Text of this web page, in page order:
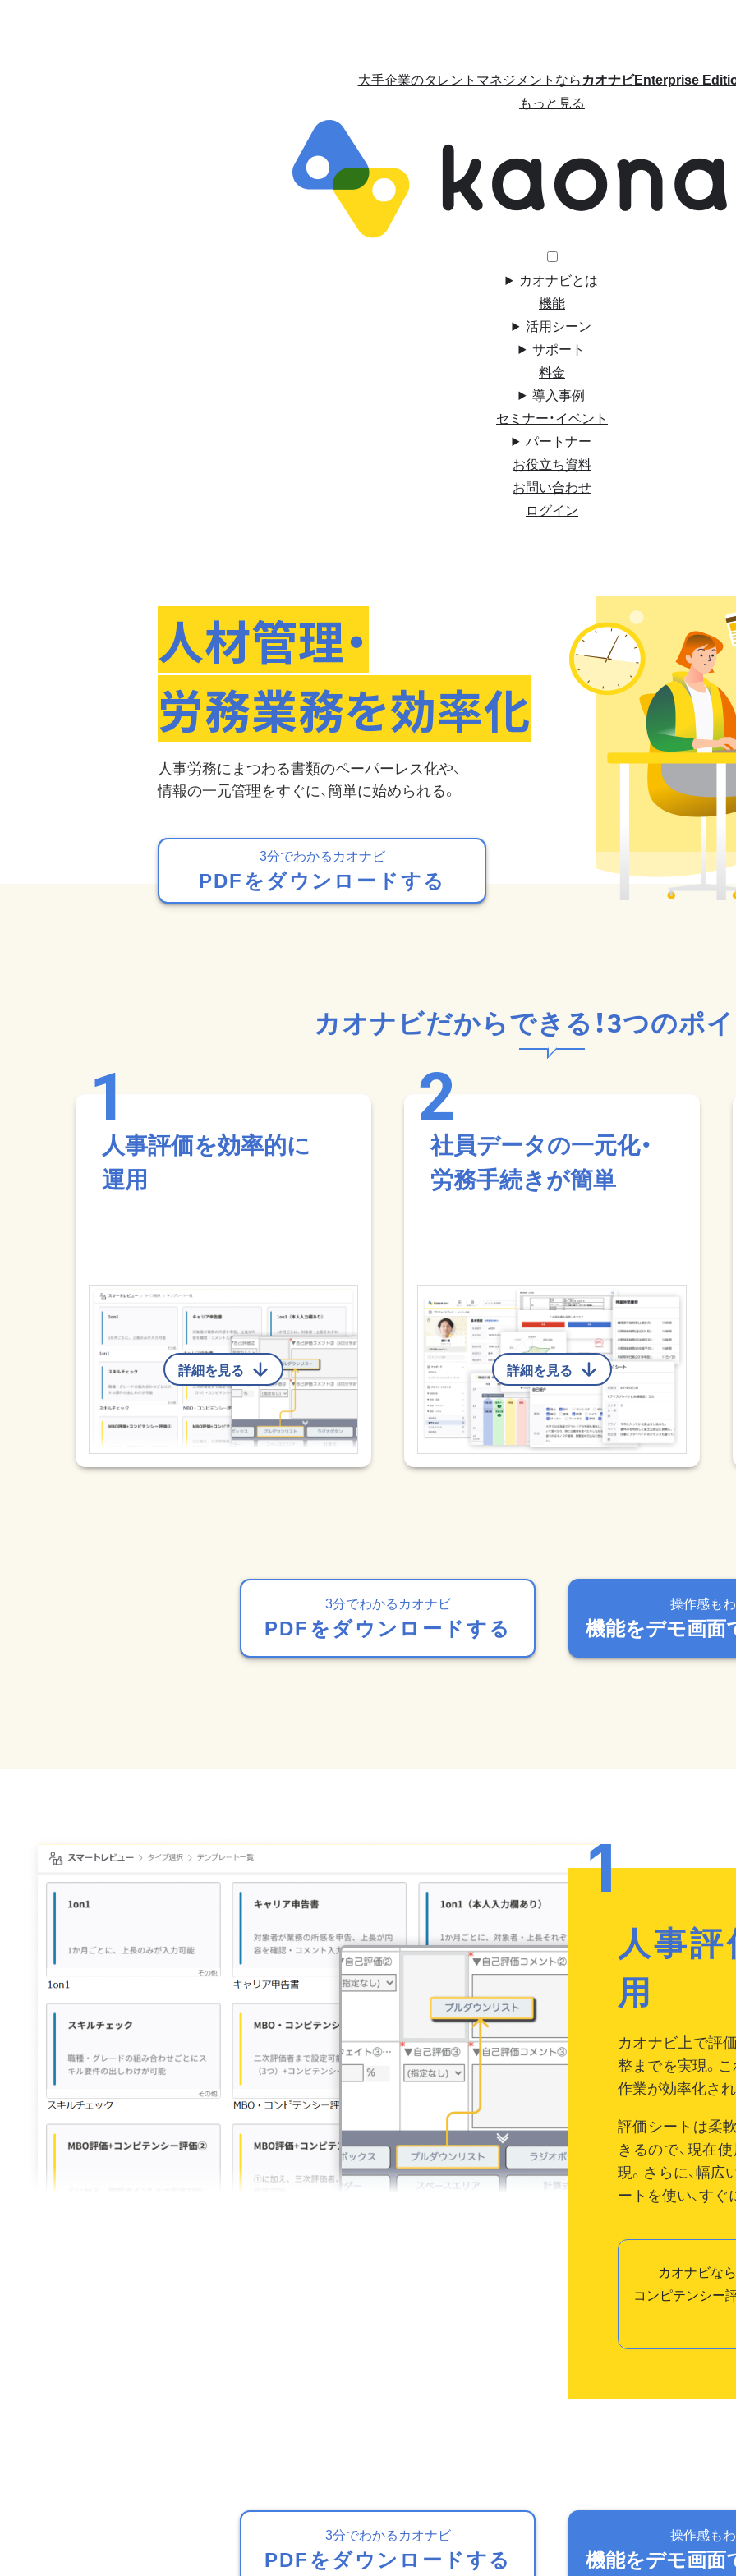
大手企業のタレントマネジメントならカオナビEnterprise
もっと見る
カオナビとは
機能
活用シーン
サポート
料金
導入事例
セミナー・イベント
パートナー
お役立ち資料
お問い合わせ
ログイン
人材管理・
労務業務を効率化
人事労務にまつわる書類のペーパーレス化や、
情報の一元管理をすぐに、簡単に始められる。
3分でわかるカオナビ
PDFをダウンロードする
カオナビだからできる！3つのポ
人事評価を効率的に
運用
詳細を見る
社員データの一元化・
労務手続きが簡単
詳細を見る
3分でわかるカオナビ
PDFをダウンロードする
操作感も
機能をデモ画面
人事
用
カオナビ上で評
整までを実現。
作業が効率化さ
評価シートは柔
きるので、現在
現。さらに、幅
ートを使い、す
カオナビな
コンピテンシー
3分でわかるカオナビ
PDFをダウンロードする
操作感も
機能をデモ画面